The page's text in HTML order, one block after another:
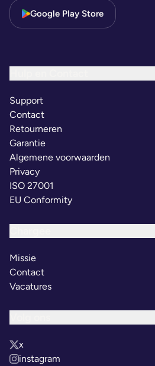
Google Play Store
Support
Contact
Retourneren
Garantie
Algemene voorwaarden
Privacy
ISO 27001
EU Conformity
Missie
Contact
Vacatures
x
instagram